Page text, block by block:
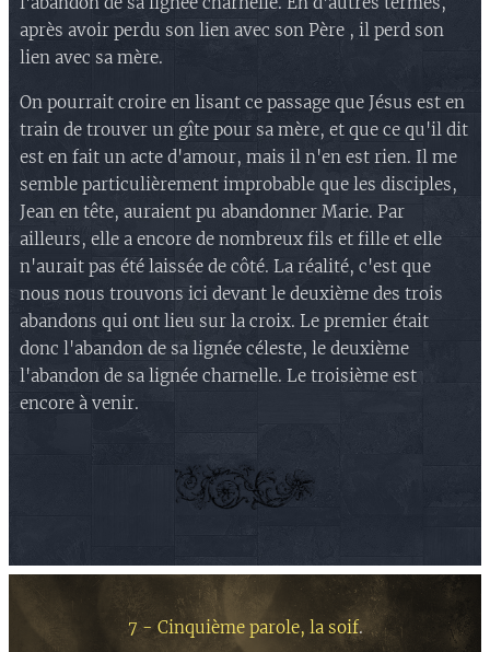
après avoir perdu son lien avec son Père , il perd son
lien avec sa mère.
On pourrait croire en lisant ce passage que Jésus est en
train de trouver un gîte pour sa mère, et que ce qu'il dit
est en fait un acte d'amour, mais il n'en est rien. Il me
semble particulièrement improbable que les disciples,
Jean en tête, auraient pu abandonner Marie. Par
ailleurs, elle a encore de nombreux fils et fille et elle
n'aurait pas été laissée de côté. La réalité, c'est que
nous nous trouvons ici devant le deuxième des trois
abandons qui ont lieu sur la croix. Le premier était
donc l'abandon de sa lignée céleste, le deuxième
l'abandon de sa lignée charnelle. Le troisième est
encore à venir.
7 - Cinquième parole, la soif.